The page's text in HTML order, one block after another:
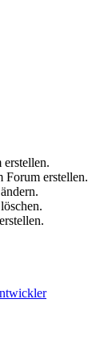
erstellen.
Forum erstellen.
ändern.
löschen.